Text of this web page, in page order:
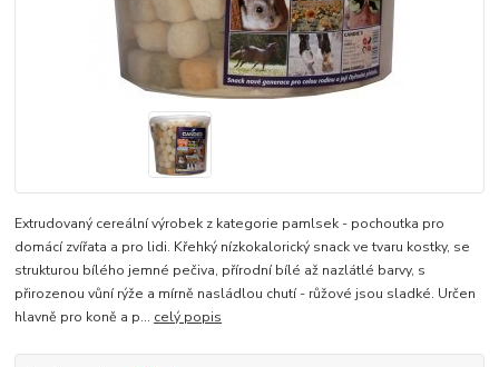
Extrudovaný cereální výrobek z kategorie pamlsek - pochoutka pro
domácí zvířata a pro lidi. Křehký nízkokalorický snack ve tvaru kostky, se
strukturou bílého jemné pečiva, přírodní bílé až nazlátlé barvy, s
přirozenou vůní rýže a mírně nasládlou chutí - růžové jsou sladké. Určen
hlavně pro koně a p... celý popis